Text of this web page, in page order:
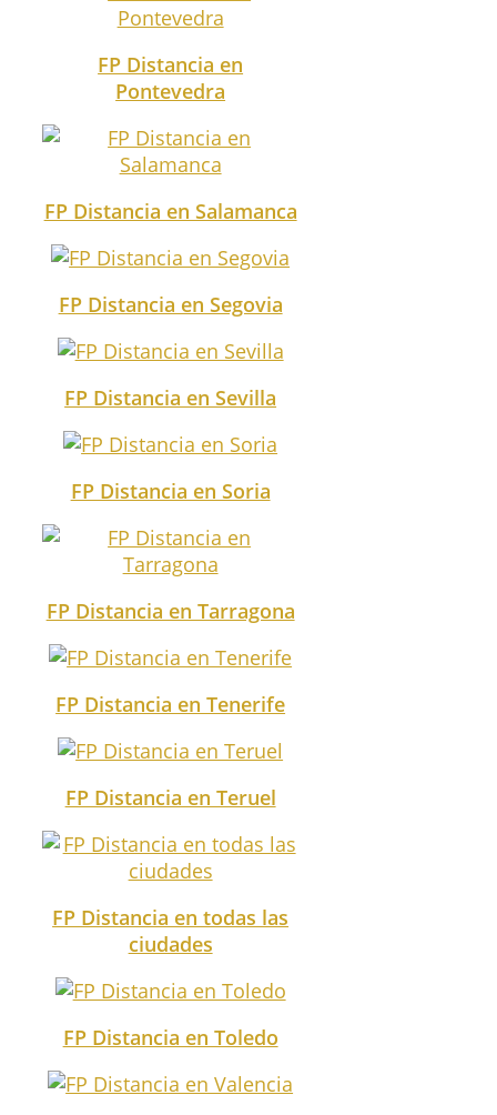
FP Distancia en
Pontevedra
FP Distancia en Salamanca
FP Distancia en Segovia
FP Distancia en Sevilla
FP Distancia en Soria
FP Distancia en Tarragona
FP Distancia en Tenerife
FP Distancia en Teruel
FP Distancia en todas las
ciudades
FP Distancia en Toledo